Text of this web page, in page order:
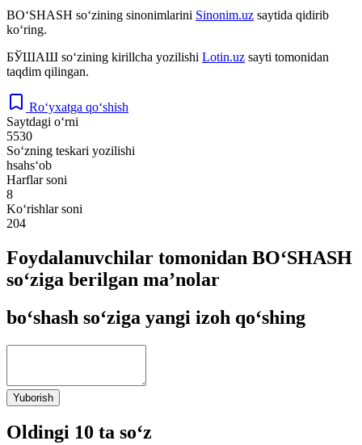
BO‘SHASH so‘zining sinonimlarini Sinonim.uz saytida qidirib
ko‘ring.
БЎШАШ so‘zining kirillcha yozilishi Lotin.uz sayti tomonidan
taqdim qilingan.
Ro‘yxatga qo‘shish
Saytdagi o‘rni
5530
So‘zning teskari yozilishi
hsahs‘ob
Harflar soni
8
Ko‘rishlar soni
204
Foydalanuvchilar tomonidan BO‘SHASH
so‘ziga berilgan ma’nolar
bo‘shash so‘ziga yangi izoh qo‘shing
Yuborish
Oldingi 10 ta so‘z